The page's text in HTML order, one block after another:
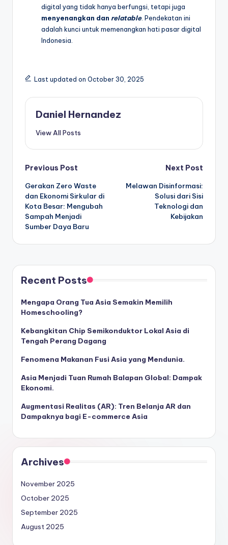
digital yang tidak hanya berfungsi, tetapi juga
menyenangkan dan relatable. Pendekatan ini
adalah kunci untuk memenangkan hati pasar digital
Indonesia.
Last updated on October 30, 2025
Daniel Hernandez
View All Posts
Post
navigation
Previous Post
Gerakan Zero Waste
dan Ekonomi Sirkular di
Kota Besar: Mengubah
Sampah Menjadi
Sumber Daya Baru
Next Post
Melawan Disinformasi:
Solusi dari Sisi
Teknologi dan
Kebijakan
Recent Posts
Mengapa Orang Tua Asia Semakin Memilih
Homeschooling?
Kebangkitan Chip Semikonduktor Lokal Asia di
Tengah Perang Dagang
Fenomena Makanan Fusi Asia yang Mendunia.
Asia Menjadi Tuan Rumah Balapan Global: Dampak
Ekonomi.
Augmentasi Realitas (AR): Tren Belanja AR dan
Dampaknya bagi E-commerce Asia
Archives
November 2025
October 2025
September 2025
August 2025